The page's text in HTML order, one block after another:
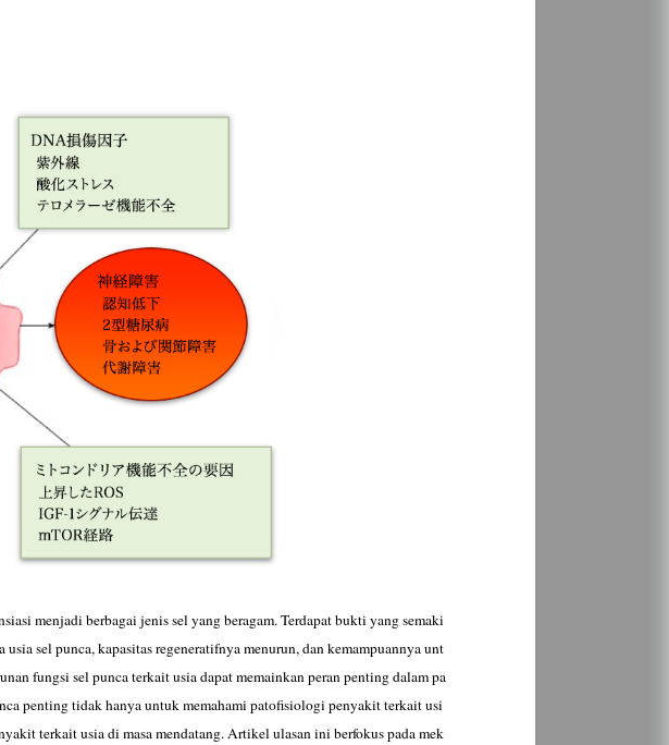
menjadi berbagai jenis sel yang beragam. Terdapat bukti yang semaki
sel punca, kapasitas regeneratifnya menurun, dan kemampuannya unt
fungsi sel punca terkait usia dapat memainkan peran penting dalam pa
penting tidak hanya untuk memahami patofisiologi penyakit terkait usi
terkait usia di masa mendatang. Artikel ulasan ini berfokus pada mek